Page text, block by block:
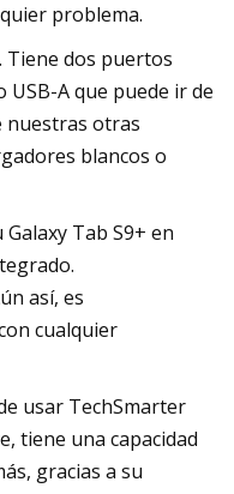
problema.
Tiene dos puertos
A que puede ir de
nuestras otras
blancos o
Tab S9+ en
así, es
cualquier
usar TechSmarter
tiene una capacidad
gracias a su